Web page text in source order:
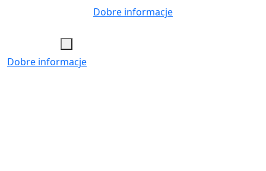
Dobre informacje
Dobre informacje